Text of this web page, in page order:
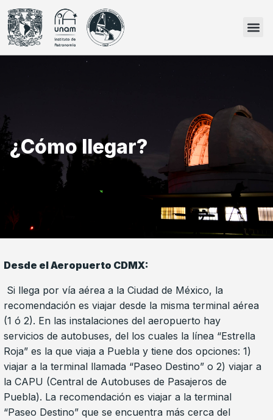
¿Cómo llegar?
Desde el Aeropuerto CDMX:
Si llega por vía aérea a la Ciudad de México, la
recomendación es viajar desde la misma terminal aérea
(1 ó 2). En las instalaciones del aeropuerto hay
servicios de autobuses, del los cuales la línea “Estrella
Roja” es la que viaja a Puebla y tiene dos opciones: 1)
viajar a la terminal llamada “Paseo Destino” o 2) viajar a
la CAPU (Central de Autobuses de Pasajeros de
Puebla). La recomendación es viajar a la terminal
“Paseo Destino” que se encuentra más cerca del